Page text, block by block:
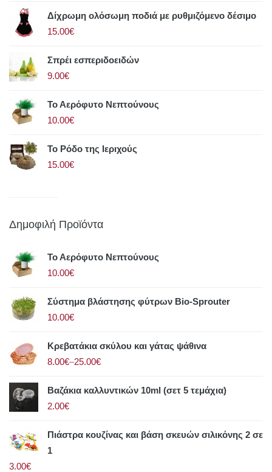
Δίχρωμη ολόσωμη ποδιά με ρυθμιζόμενο δέσιμο
15.00€
Σπρέι εσπεριδοειδών
9.00€
Το Αερόφυτο Νεπτούνους
10.00€
Το Ρόδο της Ιεριχούς
15.00€
Δημοφιλή Προϊόντα
Το Αερόφυτο Νεπτούνους
10.00€
Σύστημα βλάστησης φύτρων Bio-Sprouter
10.00€
Κρεβατάκια σκύλου και γάτας ψάθινα
8.00€–25.00€
Βαζάκια καλλυντικών 10ml (σετ 5 τεμάχια)
2.00€
Πιάστρα κουζίνας και βάση σκευών σιλικόνης 2 σε
1
3.00€